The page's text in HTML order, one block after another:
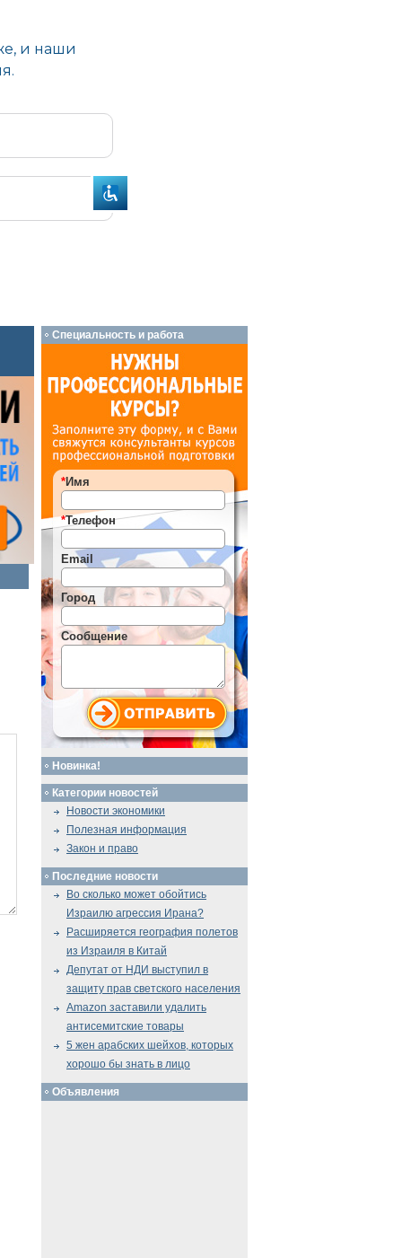
Специальность и работа
*Имя
*Телефон
Email
Город
Сообщение
Новинка!
Категории новостей
Новости экономики
Полезная информация
Закон и право
Последние новости
Во сколько может обойтись
Израилю агрессия Ирана?
Расширяется география полетов
из Израиля в Китай
Депутат от НДИ выступил в
защиту прав светского населения
Amazon заставили удалить
антисемитские товары
5 жен арабских шейхов, которых
хорошо бы знать в лицо
Объявления